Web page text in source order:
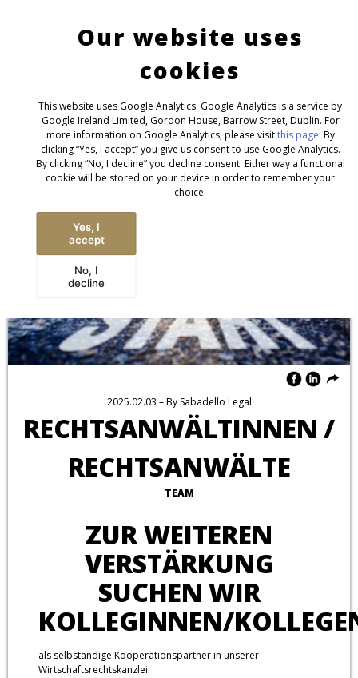
2025.02.03 – By Sabadello Legal
RECHTSANWÄLTINNEN /
RECHTSANWÄLTE
TEAM
ZUR WEITEREN
VERSTÄRKUNG
SUCHEN WIR
KOLLEGINNEN/
als selbständige Kooperationspartner in unserer
Wirtschaftsrechtskanzlei.
Our website uses
cookies
This website uses Google Analytics. Google Analytics is a service by
Google Ireland Limited, Gordon House, Barrow Street, Dublin. For
more information on Google Analytics, please visitthis page. By
clicking “Yes, I accept” you give us consent to use Google Analytics.
By clicking “No, I decline” you decline consent. Either way a functional
cookie will be stored on your device in order to remember your
choice.
Yes, I
accept
No, I
decline